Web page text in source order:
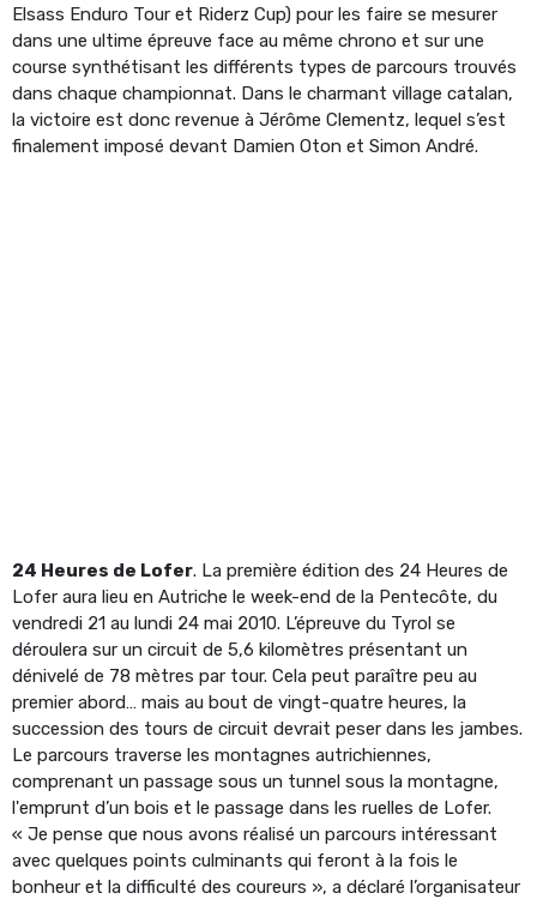
Elsass Enduro Tour et Riderz Cup) pour les faire se mesurer
dans une ultime épreuve face au même chrono et sur une
course synthétisant les différents types de parcours trouvés
dans chaque championnat. Dans le charmant village catalan,
la victoire est donc revenue à Jérôme Clementz, lequel s’est
finalement imposé devant Damien Oton et Simon André.
24 Heures de Lofer. La première édition des 24 Heures de
Lofer aura lieu en Autriche le week-end de la Pentecôte, du
vendredi 21 au lundi 24 mai 2010. L’épreuve du Tyrol se
déroulera sur un circuit de 5,6 kilomètres présentant un
dénivelé de 78 mètres par tour. Cela peut paraître peu au
premier abord… mais au bout de vingt-quatre heures, la
succession des tours de circuit devrait peser dans les jambes.
Le parcours traverse les montagnes autrichiennes,
comprenant un passage sous un tunnel sous la montagne,
l'emprunt d’un bois et le passage dans les ruelles de Lofer.
« Je pense que nous avons réalisé un parcours intéressant
avec quelques points culminants qui feront à la fois le
bonheur et la difficulté des coureurs », a déclaré l’organisateur